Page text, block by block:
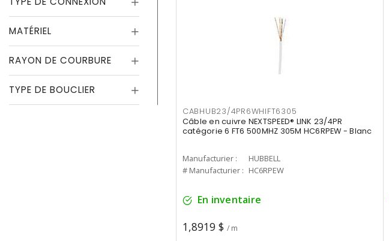
MATÉRIEL
RAYON DE COURBURE
TYPE DE BOUCLIER
CABHUB23/4PR6WHIFT6305
Câble en cuivre NEXTSPEED® LINK 23/4PR
catégorie 6 FT6 500MHZ 305M HC6RPEW - Blanc
Manufacturier :
HUBBELL
# Manufacturier : HC6RPEW
En inventaire
1,8919 $ / m